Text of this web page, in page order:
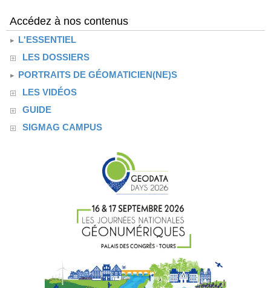
Accédez à nos contenus
L'ESSENTIEL
LES DOSSIERS
PORTRAITS DE GÉOMATICIEN(NE)S
LES VIDÉOS
GUIDE
SIGMAG CAMPUS